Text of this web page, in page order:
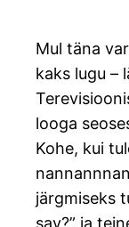
Mul täna
kaks lugu –
looga
Kohe, kui
järgmiseks